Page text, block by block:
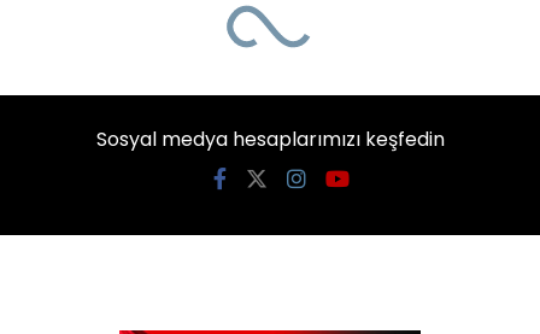
Sosyal medya hesaplarımızı keşfedin